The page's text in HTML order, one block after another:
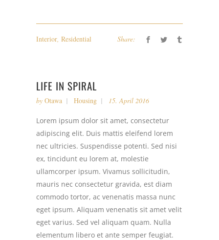
Interior, Residential Share:
LIFE IN SPIRAL
by Otawa Housing 15. April 2016
Lorem ipsum dolor sit amet, consectetur
adipiscing elit. Duis mattis eleifend lorem
nec ultricies. Suspendisse potenti. Sed nisi
ex, tincidunt eu lorem at, molestie
ullamcorper ipsum. Vivamus sollicitudin,
mauris nec consectetur gravida, est diam
commodo tortor, ac venenatis massa nunc
eget ipsum. Aliquam venenatis sit amet velit
eget varius. Sed vel aliquam quam. Nulla
elementum libero et ante semper feugiat.